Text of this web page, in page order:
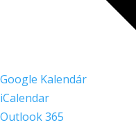
Google Kalendár
iCalendar
Outlook 365